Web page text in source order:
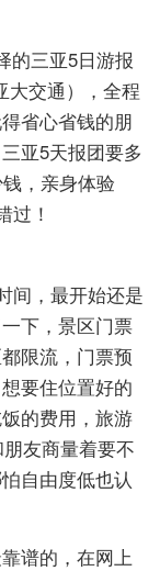
的三亚5日游报
大交通），全程
省心省钱的朋
亚5天报团要多
，亲身体验
过！
间，最开始还是
下，景区门票
限流，门票预
要住位置好的
的费用，旅游
友商量着要不
自由度低也认
谱的，在网上